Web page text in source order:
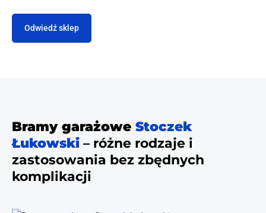
Odwiedź sklep
Bramy garażowe Stoczek
Łukowski – różne rodzaje i
zastosowania bez zbędnych
komplikacji